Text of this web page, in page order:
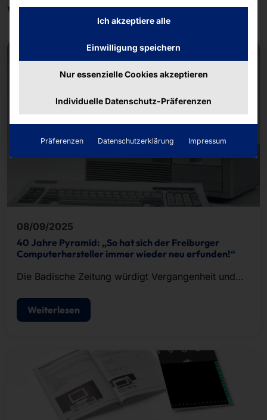
Weitere Beiträge
08/09/2025
40 Jahre Pyramid: „So hat sich der Freiburger
Computerhersteller immer wieder neu erfunden!“
Die Badische Zeitung würdigt Vergangenheit und
Artikel.
Weiterlesen
Ich akzeptiere alle
Einwilligung speichern
Nur essenzielle Cookies akzeptieren
Individuelle Datenschutz-Präferenzen
Präferenzen Datenschutzerklärung Impressum